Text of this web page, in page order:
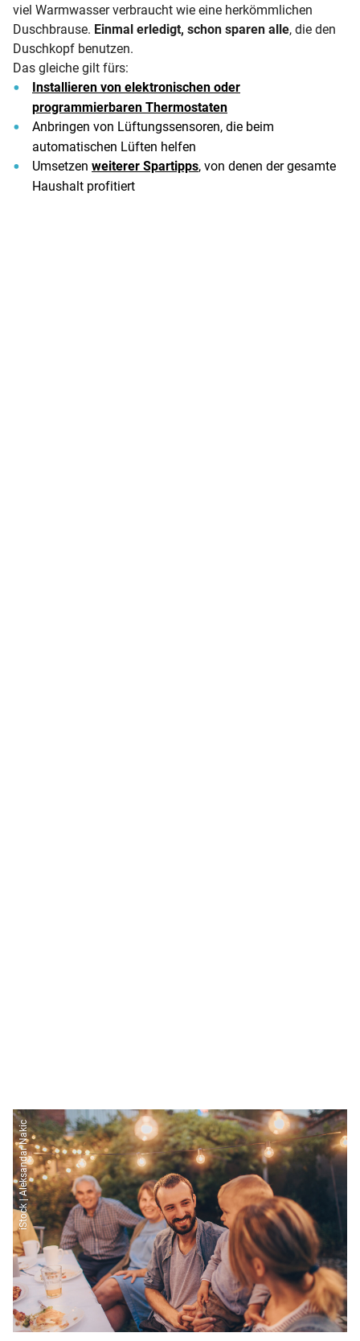
viel Warmwasser verbraucht wie eine herkömmlichen
Duschbrause. Einmal erledigt, schon sparen alle, die den
Duschkopf benutzen.
Das gleiche gilt fürs:
Installieren von elektronischen oder
programmierbaren Thermostaten
Anbringen von Lüftungssensoren, die beim
automatischen Lüften helfen
Umsetzen weiterer Spartipps, von denen der gesamte
Haushalt profitiert
iStock | Aleksandar Nakic